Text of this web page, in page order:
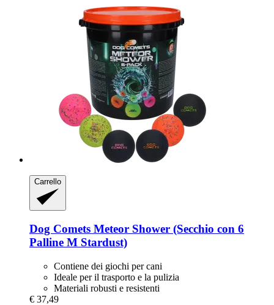
Carrello
Dog Comets Meteor Shower (Secchio con 6
Palline M Stardust)
Contiene dei giochi per cani
Ideale per il trasporto e la pulizia
Materiali robusti e resistenti
€ 37,49